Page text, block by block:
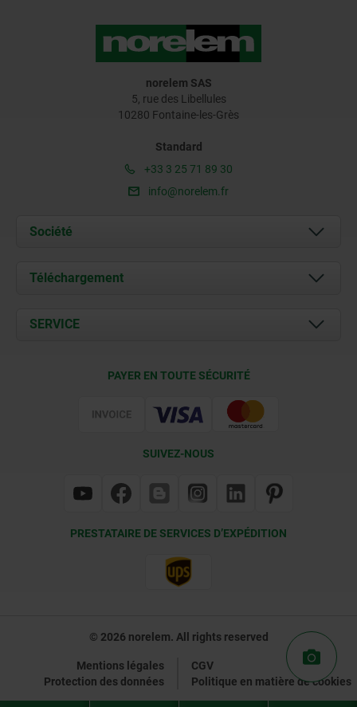
norelem SAS
5, rue des Libellules
10280 Fontaine-les-Grès
Standard
+33 3 25 71 89 30
info@norelem.fr
Société
À propos de nous
Contact
Téléchargement
Documents
SERVICE
PAYER EN TOUTE SÉCURITÉ
SUIVEZ-NOUS
PRESTATAIRE DE SERVICES D’EXPÉDITION
© 2026 norelem. All rights reserved
Mentions légales
CGV
Protection des données
Politique en matière de cookies